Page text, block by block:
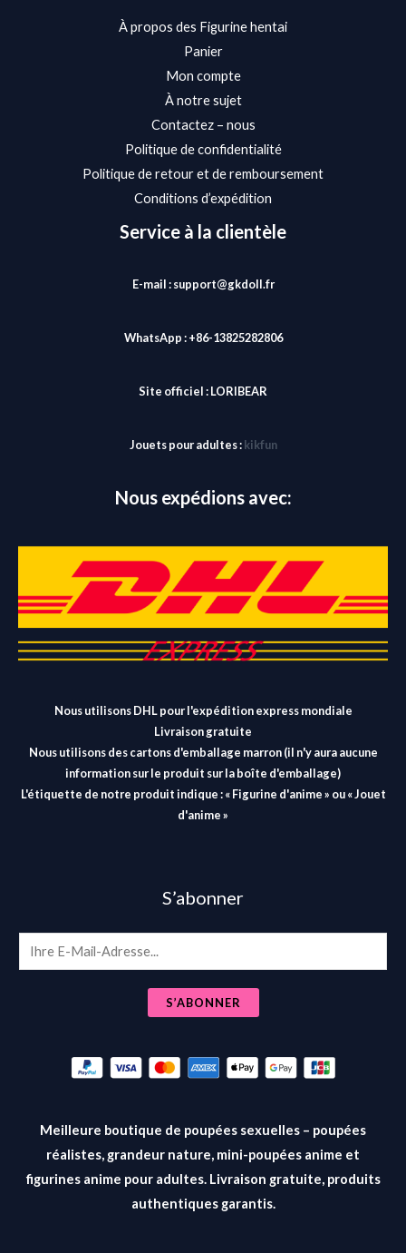
À propos des Figurine hentai
Panier
Mon compte
À notre sujet
Contactez – nous
Politique de confidentialité
Politique de retour et de remboursement
Conditions d’expédition
Service à la clientèle
E-mail : support@gkdoll.fr
WhatsApp : +86-13825282806
Site officiel :LORIBEAR
Jouets pour adultes : kikfun
Nous expédions avec:
Nous utilisons DHL pour l'expédition express mondiale
Livraison gratuite
Nous utilisons des cartons d'emballage marron (il n'y aura aucune
information sur le produit sur la boîte d'emballage)
L'étiquette de notre produit indique : « Figurine d'anime » ou « Jouet
d'anime »
S’abonner
m
S’ABONNER
Meilleure boutique de poupées sexuelles – poupées
réalistes, grandeur nature, mini-poupées anime et
figurines anime pour adultes. Livraison gratuite, produits
authentiques garantis.